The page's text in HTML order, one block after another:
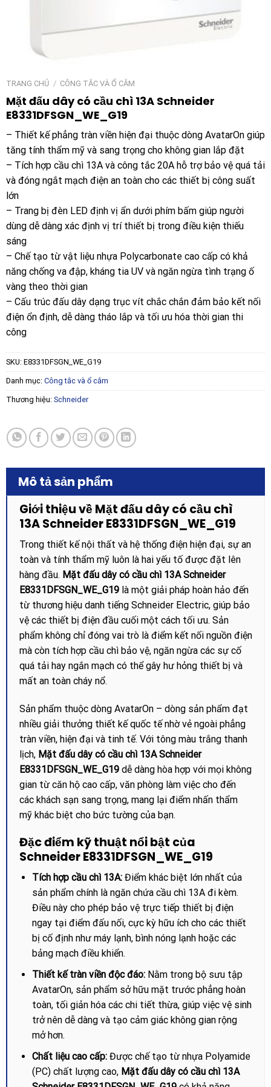
TRANG CHỦ / CÔNG TẮC VÀ Ổ CẮM
Mặt đấu dây có cầu chì 13A Schneider
E8331DFSGN_WE_G19
– Thiết kế phẳng tràn viền hiện đại thuộc dòng AvatarOn giúp
tăng tính thẩm mỹ và sang trọng cho không gian lắp đặt
– Tích hợp cầu chì 13A và công tắc 20A hỗ trợ bảo vệ quá tải
và đóng ngắt mạch điện an toàn cho các thiết bị công suất
lớn
– Trang bị đèn LED định vị ẩn dưới phím bấm giúp người
dùng dễ dàng xác định vị trí thiết bị trong điều kiện thiếu
sáng
– Chế tạo từ vật liệu nhựa Polycarbonate cao cấp có khả
năng chống va đập, kháng tia UV và ngăn ngừa tình trạng ố
vàng theo thời gian
– Cấu trúc đấu dây dạng trục vít chắc chắn đảm bảo kết nối
điện ổn định, dễ dàng tháo lắp và tối ưu hóa thời gian thi
công
SKU: E8331DFSGN_WE_G19
Danh mục: Công tắc và ổ cắm
Thương hiệu: Schneider
Mô tả sản phẩm
Giới thiệu về Mặt đấu dây có cầu chì
13A Schneider E8331DFSGN_WE_G19
Trong thiết kế nội thất và hệ thống điện hiện đại, sự an
toàn và tính thẩm mỹ luôn là hai yếu tố được đặt lên
hàng đầu. Mặt đấu dây có cầu chì 13A Schneider
E8331DFSGN_WE_G19là một giải pháp hoàn hảo đến
từ thương hiệu danh tiếng Schneider Electric, giúp bảo
vệ các thiết bị điện đầu cuối một cách tối ưu. Sản
phẩm không chỉ đóng vai trò là điểm kết nối nguồn điện
mà còn tích hợp cầu chì bảo vệ, ngăn ngừa các sự cố
quá tải hay ngắn mạch có thể gây hư hỏng thiết bị và
mất an toàn cháy nổ.
Sản phẩm thuộc dòng AvatarOn – dòng sản phẩm đạt
nhiều giải thưởng thiết kế quốc tế nhờ vẻ ngoài phẳng
tràn viền, hiện đại và tinh tế. Với tông màu trắng thanh
lịch, Mặt đấu dây có cầu chì 13A Schneider
E8331DFSGN_WE_G19dễ dàng hòa hợp với mọi không
gian từ căn hộ cao cấp, văn phòng làm việc cho đến
các khách sạn sang trọng, mang lại điểm nhấn thẩm
mỹ khác biệt cho bức tường của bạn.
Đặc điểm kỹ thuật nổi bật của
Schneider E8331DFSGN_WE_G19
Tích hợp cầu chì 13A:Điểm khác biệt lớn nhất của
sản phẩm chính là ngăn chứa cầu chì 13A đi kèm.
Điều này cho phép bảo vệ trực tiếp thiết bị điện
ngay tại điểm đấu nối, cực kỳ hữu ích cho các thiết
bị cố định như máy lạnh, bình nóng lạnh hoặc các
bảng mạch điều khiển.
Thiết kế tràn viền độc đáo:Nằm trong bộ sưu tập
AvatarOn, sản phẩm sở hữu mặt trước phẳng hoàn
toàn, tối giản hóa các chi tiết thừa, giúp việc vệ sinh
trở nên dễ dàng và tạo cảm giác không gian rộng
mở hơn.
Chất liệu cao cấp:Được chế tạo từ nhựa Polyamide
(PC) chất lượng cao, Mặt đấu dây có cầu chì 13A